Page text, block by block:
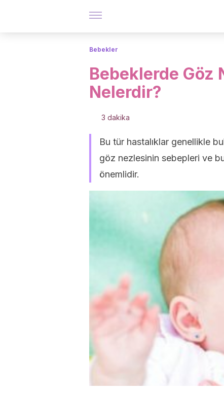
Bebekler
Bebeklerde Göz
Nelerdir?
3 dakika
Bu tür hastalıklar genellikle
göz nezlesinin sebepleri ve
önemlidir.